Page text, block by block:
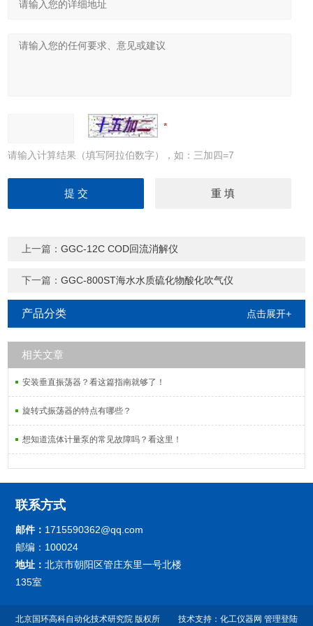
请输入计算结果（填写阿拉伯数字），如：三加四=7
上一篇：GGC-12C COD回流消解仪
下一篇：GGC-800ST海水水质硫化物酸化吹气仪
产品分类 点击展开+
相关文章
安装垂直振荡器？看这篇指南就够了！
旋转式振荡器的特点有哪些？
想知道流体计量泵的常见故障吗？看这里！
联系方式
邮件： 1715590362@qq.com
邮编：100024
地址：北京市朝阳区管庄东里一号北楼
135室
技术支持： 化工仪器网 管理登陆
北京国环高科自动化技术研究院 版权所